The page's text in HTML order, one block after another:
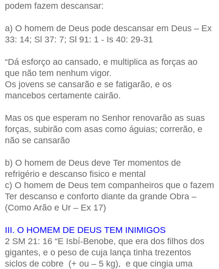
podem fazem descansar:
a) O homem de Deus pode descansar em Deus – Ex
33: 14; Sl 37: 7; Sl 91: 1 - Is 40: 29-31
“Dá esforço ao cansado, e multiplica as forças ao
que não tem nenhum vigor.
Os jovens se cansarão e se fatigarão, e os
mancebos certamente cairão.
Mas os que esperam no Senhor renovarão as suas
forças, subirão com asas como águias; correrão, e
não se cansarão
b) O homem de Deus deve Ter momentos de
refrigério e descanso fisico e mental
c) O homem de Deus tem companheiros que o fazem
Ter descanso e conforto diante da grande Obra –
(Como Arão e Ur – Ex 17)
III. O HOMEM DE DEUS TEM INIMIGOS
2 SM 21: 16 “E Isbí-Benobe, que era dos filhos dos
gigantes, e o peso de cuja lança tinha trezentos
siclos de cobre (+ ou – 5 kg), e que cingia uma